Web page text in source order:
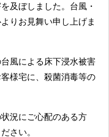
及ぼしました。台風・
りお見舞い申し上げま
風による床下浸水被害
様宅に、殺菌消毒等の
況にご心配のある方
さい。